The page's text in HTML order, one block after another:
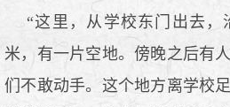
“这里，从学校东门出去，
米，有一片空地。傍晚之后有
们不敢动手。这个地方离学校